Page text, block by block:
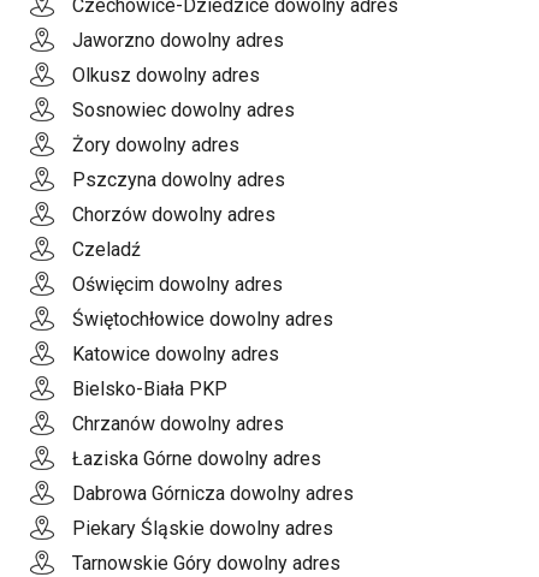
Czechowice-Dziedzice dowolny adres
Jaworzno dowolny adres
Olkusz dowolny adres
Sosnowiec dowolny adres
Żory dowolny adres
Pszczyna dowolny adres
Chorzów dowolny adres
Czeladź
Oświęcim dowolny adres
Świętochłowice dowolny adres
Katowice dowolny adres
Bielsko-Biała PKP
Chrzanów dowolny adres
Łaziska Górne dowolny adres
Dabrowa Górnicza dowolny adres
Piekary Śląskie dowolny adres
Tarnowskie Góry dowolny adres